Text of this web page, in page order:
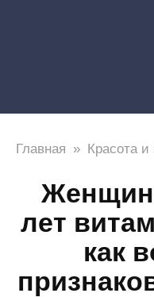
Главная » Красота и
лет
как